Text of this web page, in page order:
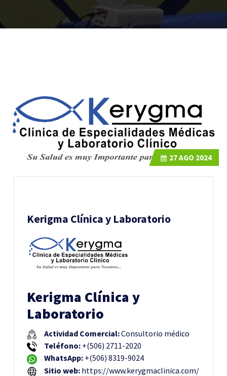
Kerigma Clínica y Laboratorio
27AGO 2024
Kerigma Clínica y
Laboratorio
Actividad Comercial:Consultorio médico
Teléfono: +(506) 2711-2020
WhatsApp: +(506) 8319-9024
Sitio web: https://www.kerygmaclinica.com/